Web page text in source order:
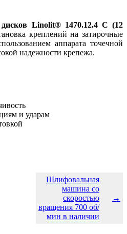
дисков Linolit® 1470.12.4 С (12
креплений на затирочные
аппарата точечной
надежности крепежа.
и ударам
Шлифовальная
машина со
скоростью
вращения 700 об/
мин в наличии
→